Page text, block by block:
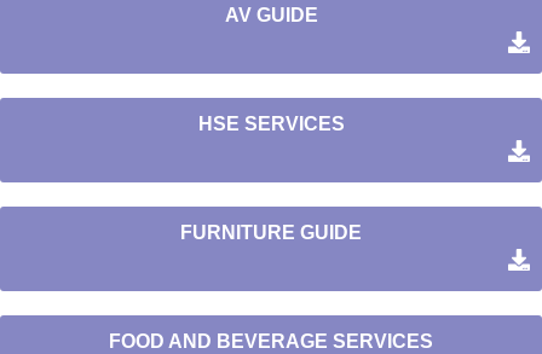
AV GUIDE
HSE SERVICES
FURNITURE GUIDE
FOOD AND BEVERAGE SERVICES